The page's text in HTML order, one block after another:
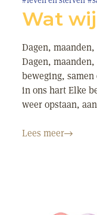
Wat
Dagen,
Dagen,
beweging,
in ons hart Elke
weer opstaan,
Lees meer